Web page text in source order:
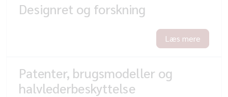
Designret og forskning
Læs mere
Patenter, brugsmodeller og
halvlederbeskyttelse